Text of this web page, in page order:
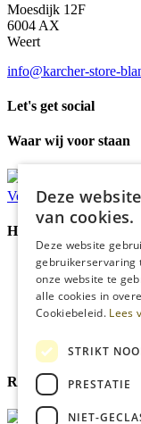
Moesdijk 12F
6004 AX
Weert
info@karcher-store-
Let's get social
Waar wij voor staan
Verzondenbinnen 48
Handige Links
Home
Klantenservice
Over ons
Blog
Cookies
Reviewmerk
Deze
van cookies.
Deze website
gebruikerservaring
onze website te
alle cookies in
Cookiebeleid. Lees
STRIKT
PRESTATIE
NIET-